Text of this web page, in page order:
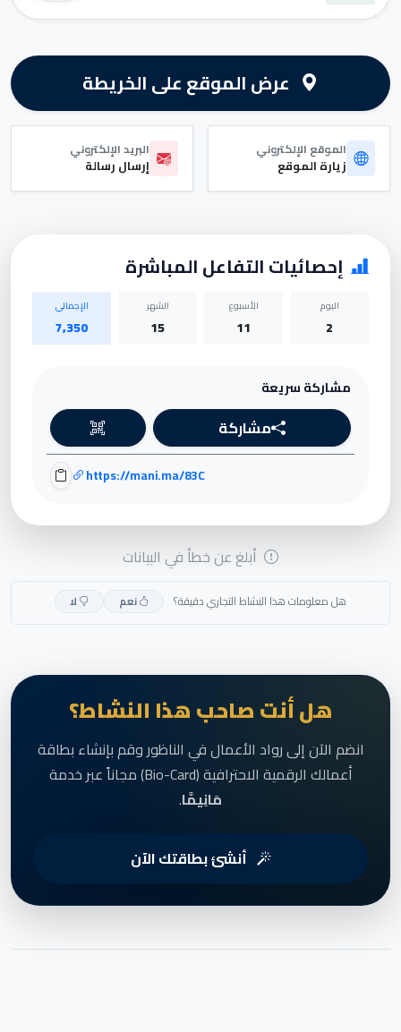
عرض الموقع على الخريطة
الموقع الإلكتروني
زيارة الموقع
البريد الإلكتروني
إرسال رسالة
إحصائيات التفاعل المباشرة
اليوم
2
الأسبوع
11
الشهر
15
الإجمالي
7,350
مشاركة سريعة
مشاركة
https://mani.ma/83C
أبلغ عن خطأ في البيانات
هل معلومات هذا النشاط التجاري دقيقة؟ نعم لا
هل أنت صاحب هذا النشاط؟
انضم الآن إلى رواد الأعمال في الناظور وقم بإنشاء بطاقة
أعمالك الرقمية الاحترافية (Bio-Card) مجاناً عبر خدمة
مَانِيمَّا.
أنشئ بطاقتك الآن